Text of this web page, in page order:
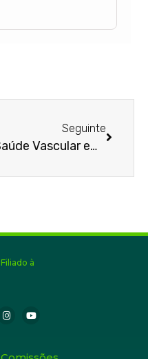
Seguinte
Saúde Vascular em alerta
Filiado à